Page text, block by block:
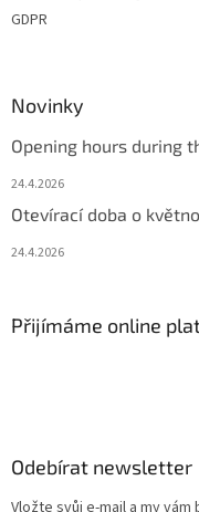
GDPR
Novinky
Opening hours during
24.4.2026
Otevírací doba o
24.4.2026
Přijímáme online
Odebírat newsletter